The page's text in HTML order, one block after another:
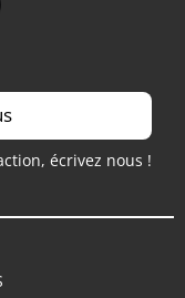
écrivez nous !